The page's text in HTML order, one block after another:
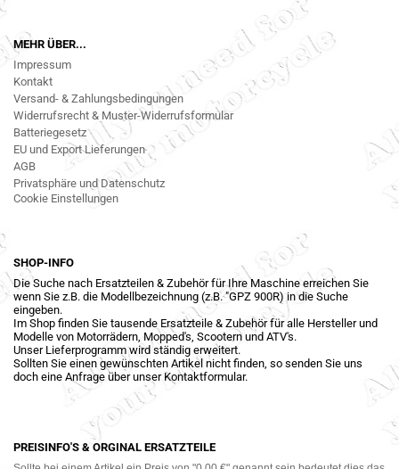
MEHR ÜBER...
Impressum
Kontakt
Versand- & Zahlungsbedingungen
Widerrufsrecht & Muster-Widerrufsformular
Batteriegesetz
EU und Export Lieferungen
AGB
Privatsphäre und Datenschutz
Cookie Einstellungen
SHOP-INFO
Die Suche nach Ersatzteilen & Zubehör für Ihre Maschine erreichen Sie
wenn Sie z.B. die Modellbezeichnung (z.B. "GPZ 900R) in die Suche
eingeben.
Im Shop finden Sie tausende Ersatzteile & Zubehör für alle Hersteller und
Modelle von Motorrädern, Mopped's, Scootern und ATV's.
Unser Lieferprogramm wird ständig erweitert.
Sollten Sie einen gewünschten Artikel nicht finden, so senden Sie uns
doch eine Anfrage über unser Kontaktformular.
PREISINFO'S & ORGINAL ERSATZTEILE